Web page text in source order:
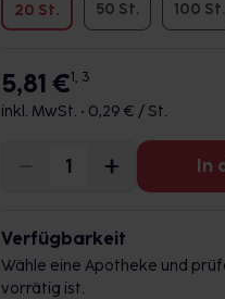
20 St. 50 St. 100 St.
5,81 €1, 3
inkl. MwSt. • 0,29 € / St.
In
Verfügbarkeit
Wähle eine Apotheke und
vorrätig ist.